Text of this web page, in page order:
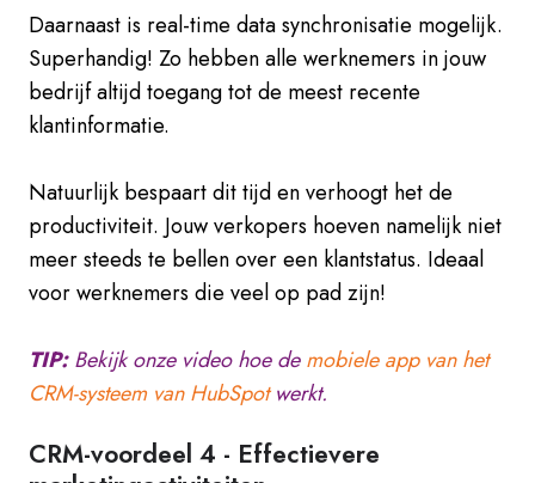
Daarnaast is real-time data synchronisatie mogelijk.
Superhandig! Zo hebben alle werknemers in jouw
bedrijf altijd toegang tot de meest recente
klantinformatie.
Natuurlijk bespaart dit tijd en verhoogt het de
productiviteit. Jouw verkopers hoeven namelijk niet
meer steeds te bellen over een klantstatus. Ideaal
voor werknemers die veel op pad zijn!
TIP:Bekijk onze video hoe demobiele app van het
CRM-systeem van HubSpotwerkt.
CRM-voordeel 4 - Effectievere